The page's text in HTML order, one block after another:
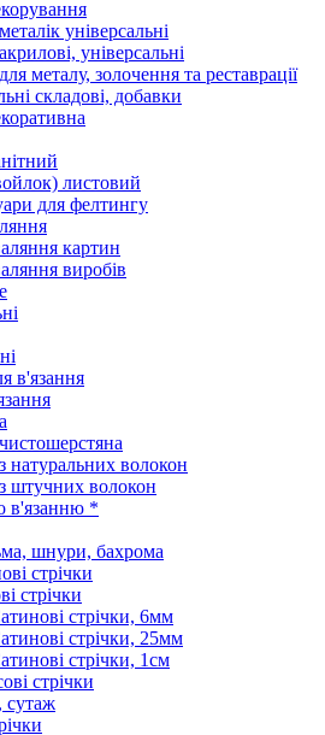
універсальні
універсальні
металу, золочення та реставрації
складові, добавки
листовий
для фелтингу
картин
виробів
в'язання
натуральних волокон
штучних волокон
в'язанню *
шнури, бахрома
стрічки
стрічки
стрічки, 6мм
стрічки, 25мм
стрічки, 1см
стрічки
сутаж